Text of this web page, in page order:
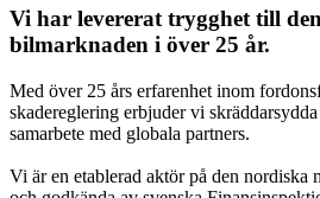
Vi har levererat trygghet till
bilmarknaden i över 25 år.
Med över 25 års erfarenhet inom
skadereglering erbjuder vi
samarbete med globala partners.
Vi är en etablerad aktör på den nordiska